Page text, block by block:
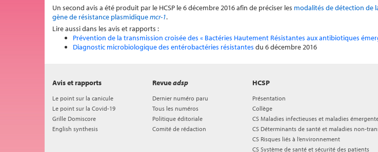
Un second avis a été produit par le HCSP le 6 décembre 2016 afin de préciser les modalités de détection de
gène de résistance plasmidiquemcr-1.
Lire aussi dans les avis et rapports :
Prévention de la transmission croisée des « Bactéries Hautement Résistantes aux antibiotiques
Diagnostic microbiologique des entérobactéries résistantes du 6 décembre 2016
HCSP
Présentation
Collège
CS Maladies infectieuses et maladies
CS Déterminants de santé et maladies non-
CS Risques liés à l’environnement
CS Système de santé et sécurité des patients
Avis et rapports
Le point sur la canicule
Le point sur la Covid-19
Grille Domiscore
English synthesis
Revueadsp
Dernier numéro paru
Tous les numéros
Politique éditoriale
Comité de rédaction